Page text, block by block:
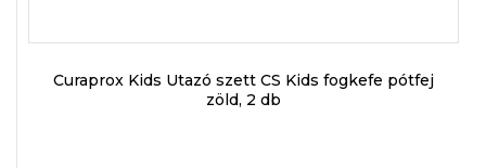
Curaprox Kids Utazó szett CS Kids fogkefe pótfej
zöld, 2 db